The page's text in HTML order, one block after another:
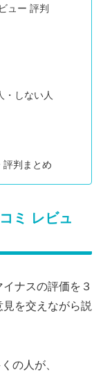
ュー 評判
・しない人
評判まとめ
ミ レビュ
ナスの評価を３
を交えながら説
くの人が、